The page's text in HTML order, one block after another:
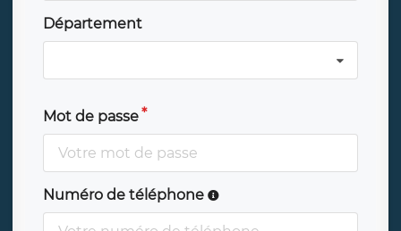
Département
Mot de passe
Numéro de téléphone